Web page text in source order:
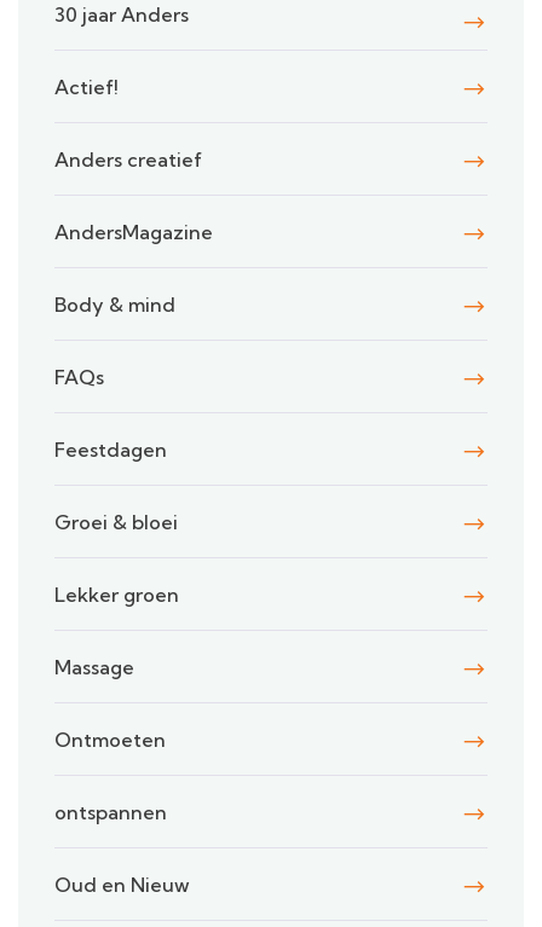
30 jaar Anders
Actief!
Anders creatief
AndersMagazine
Body & mind
FAQs
Feestdagen
Groei & bloei
Lekker groen
Massage
Ontmoeten
ontspannen
Oud en Nieuw